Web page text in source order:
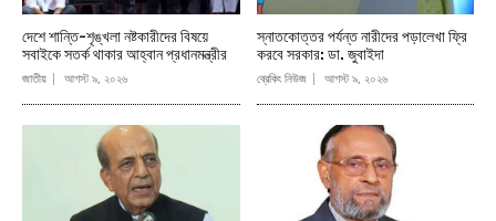
দেশে শান্তি-শৃঙ্খলা নষ্টকারীদের বিষয়ে
সবাইকে সতর্ক থাকার আহ্বান প্রধানমন্ত্রীর
জাতীয় আগস্ট ৯, ২০২৬
স্নাতকোত্তর পর্যন্ত নারীদের পড়ালেখা ফ্রি
করবে সরকার: ডা. জুবাইদা
ব্রেকিং নিউজ আগস্ট ৯, ২০২৬